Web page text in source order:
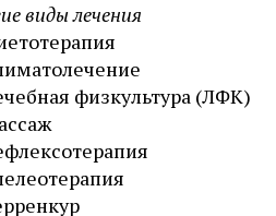
виды лечения
физкультура (ЛФК)